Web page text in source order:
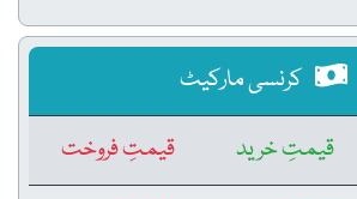
کرنسی مارکیٹ
قیمتِ خرید
قیمتِ فروخت